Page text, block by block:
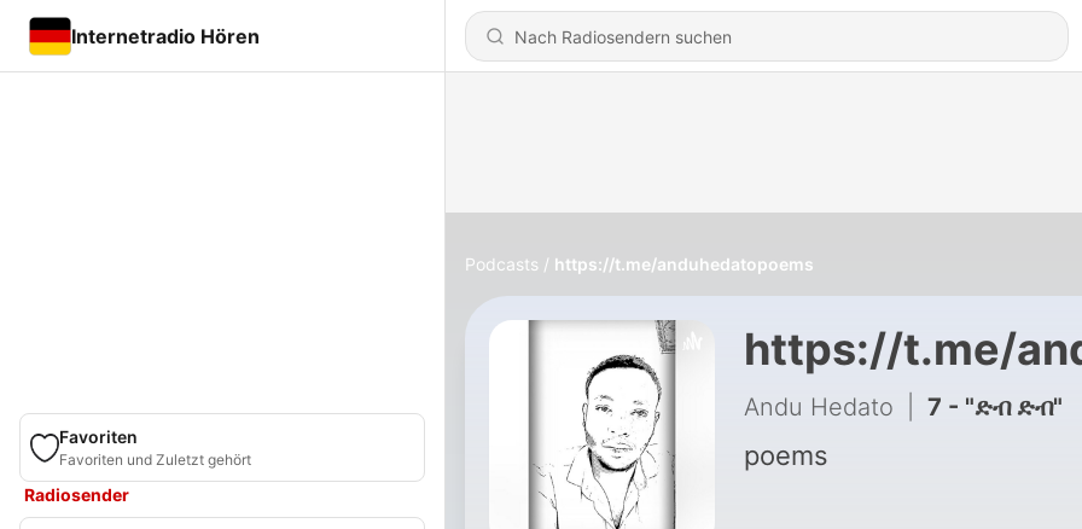
Internetradio Hören
Favoriten
Favoriten und Zuletzt gehört
Radiosender
Podcasts https://t.me/anduhedatopoems
https://t.me/
Andu Hedato 7 - "ድብ ድብ"
poems